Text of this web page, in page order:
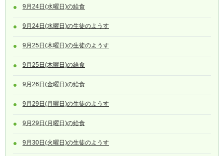
9月24日(水曜日)の給食
9月24日(水曜日)の生徒のようす
9月25日(木曜日)の生徒のようす
9月25日(木曜日)の給食
9月26日(金曜日)の給食
9月29日(月曜日)の生徒のようす
9月29日(月曜日)の給食
9月30日(火曜日)の生徒のようす